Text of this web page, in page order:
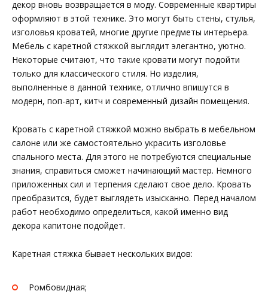
декор вновь возвращается в моду. Современные квартиры
оформляют в этой технике. Это могут быть стены, стулья,
изголовья кроватей, многие другие предметы интерьера.
Мебель с каретной стяжкой выглядит элегантно, уютно.
Некоторые считают, что такие кровати могут подойти
только для классического стиля. Но изделия,
выполненные в данной технике, отлично впишутся в
модерн, поп-арт, китч и современный дизайн помещения.
Кровать с каретной стяжкой можно выбрать в мебельном
салоне или же самостоятельно украсить изголовье
спального места. Для этого не потребуются специальные
знания, справиться сможет начинающий мастер. Немного
приложенных сил и терпения сделают свое дело. Кровать
преобразится, будет выглядеть изысканно. Перед началом
работ необходимо определиться, какой именно вид
декора капитоне подойдет.
Каретная стяжка бывает нескольких видов:
Ромбовидная;